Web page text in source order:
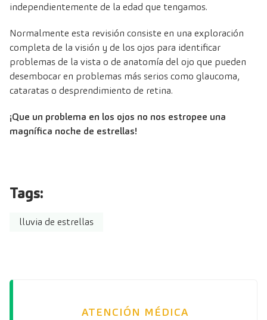
independientemente de la edad que tengamos.
Normalmente esta revisión consiste en una exploración
completa de la visión y de los ojos para identificar
problemas de la vista o de anatomía del ojo que pueden
desembocar en problemas más serios como glaucoma,
cataratas o desprendimiento de retina.
¡Que un problema en los ojos no nos estropee una
magnífica noche de estrellas!
Tags:
lluvia de estrellas
ATENCIÓN MÉDICA